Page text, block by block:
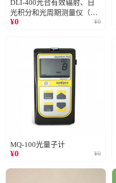
DLI-400光合有效辐射、日
光积分和光周期测量仪（仅
阳光）
¥0 ¥0
MQ-100光量子计
¥0 ¥0